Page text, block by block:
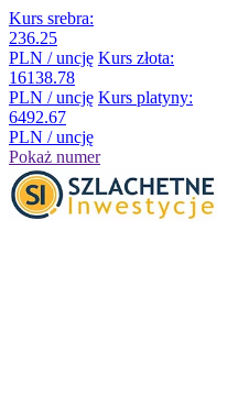
Kurs srebra:
236.25
PLN / uncję Kurs złota:
16138.78
PLN / uncję Kurs platyny:
6492.67
PLN / uncję
Pokaż numer